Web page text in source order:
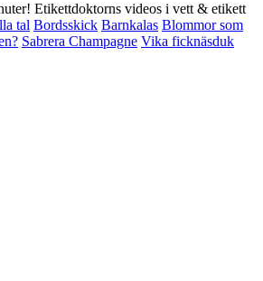
Etikettdoktorns videos i vett & etikett
tal Bordsskick Barnkalas Blommor som
Sabrera Champagne Vika ficknäsduk